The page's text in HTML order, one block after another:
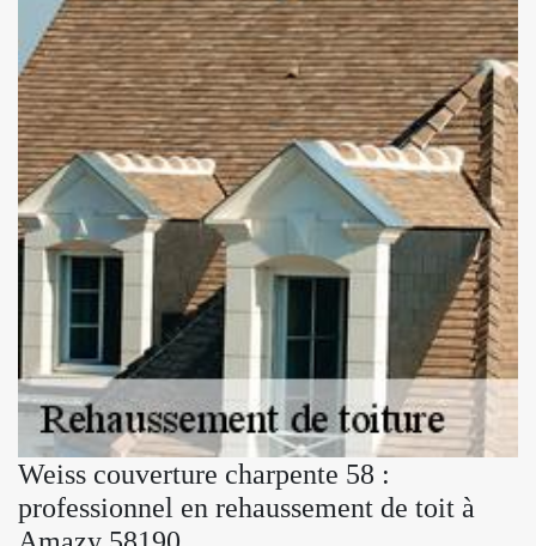
Weiss couverture charpente 58 :
professionnel en rehaussement de toit à